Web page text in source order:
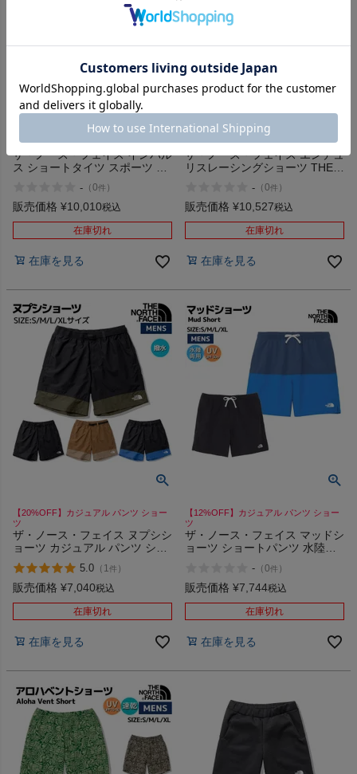
【30%OFF】
ザ・ノース・フェイス インパル
ス ショートタイツ スポーツ ラ
キング ウェア THE NORTH
FACE Impulse Short Tights ア
- （0件 ）
販売価格 ¥10,010税込
在庫切れ
在庫を見る
【13%OFF】カジュアル パンツ
ザ・ノース・フェイス エンデュ
リスレーシングショーツ THE
- （0件 ）
販売価格 ¥10,527税込
在庫切れ
在庫を見る
【20%OFF】カジュアル パンツ ショー
ツ
ザ・ノース・フェイス ヌプシシ
ョーツ カジュアル パンツ ショ
ーツ ハーフパンツ THE
NORTH FACE NUPTSE
SHORT K KS NT UK
5.0 （ 1件 ）
販売価格 ¥7,040税込
在庫切れ
在庫を見る
【12%OFF】カジュアル パンツ ショー
ツ
ザ・ノース・フェイス マッドシ
ョーツ ショートパンツ 水陸両
UPF50＋ THE NORTH FACE
Mud Short K OH
- （0件 ）
販売価格 ¥7,744税込
在庫切れ
在庫を見る